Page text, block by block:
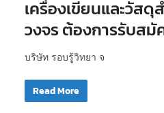
เครื่องเขียนและวัส
วงจร ต้องการรับส
บริษัท รอบรู้วิทยา จ
Read More